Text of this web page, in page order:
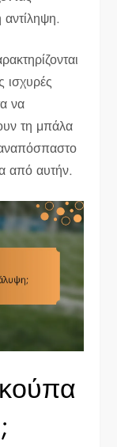
αντίληψη.
ισχυρές
να
τη μπάλα
από αυτήν.